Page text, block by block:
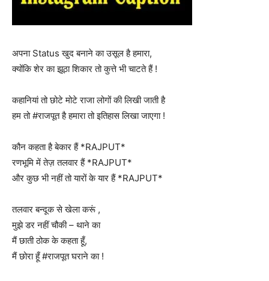
अपना Status खुद बनाने का उसूल है हमारा,
क्योंकि शेर का झूठा शिकार तो कुत्ते भी चाटते हैं !
कहानियां तो छोटे मोटे राजा लोगों की लिखी जाती है
हम तो #राजपूत है हमारा तो इतिहास लिखा जाएगा !
कौन कहता है बेकार हैं *RAJPUT*
रणभूमि में तेज़ तलवार हैं *RAJPUT*
और कुछ भी नहीं तो यारों के यार हैं *RAJPUT*
तलवार बन्दूक से खेला करूं ,
मुझे डर नहीं चौकी – थाने का
मैं छाती ठोक के कहता हूँ,
मैं छोरा हूँ #राजपूत घराने का !